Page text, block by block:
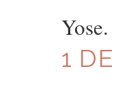
Yose.
1